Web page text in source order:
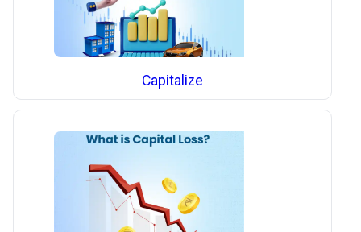
Capitalize